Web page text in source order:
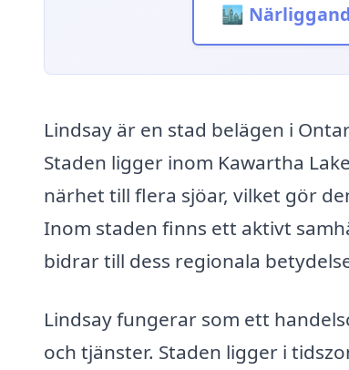
🏙️
Lindsay är en stad belägen i
Staden ligger inom Kawartha
närhet till flera sjöar, vilket gör
Inom staden finns ett aktivt
bidrar till dess regionala
Lindsay fungerar som ett
och tjänster. Staden ligger i